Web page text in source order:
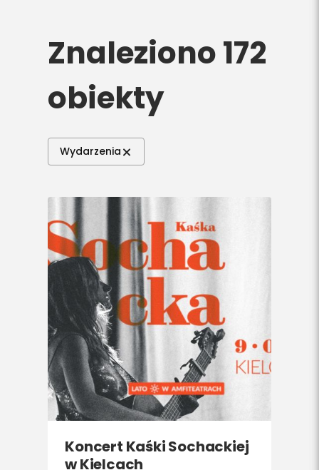
Interaktywna mapa
Kontakt
Znaleziono 172
obiekty
Wydarzenia
Koncert Kaśki Sochackiej
w Kielcach